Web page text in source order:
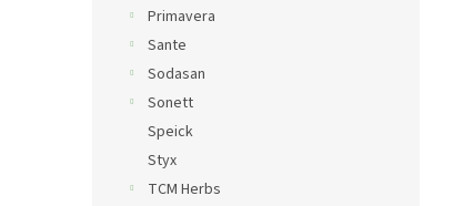
Primavera
Sante
Sodasan
Sonett
Speick
Styx
TCM Herbs